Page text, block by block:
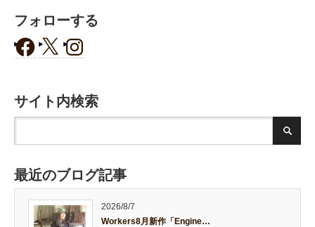
フォローする
サイト内検索
最近のブログ記事
2026/8/7
Workers8月新作「Engine…